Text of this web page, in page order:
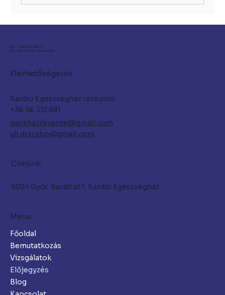
Dr. Szabó Albert
Dr. Dankházi Levente
Elérhetőségeink
Kardio Egészségház recepció:
+36 96 312 881
dankhazilevente@gmail.com
uh.drszabo@gmail.com
Címünk
9024 Győr, Baráti út 1. Kardió Egészségház
Menu
Főoldal
Bemutatkozás
Vizsgálatok
Előjegyzés
Blog